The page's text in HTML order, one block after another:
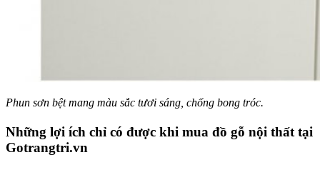
Phun sơn bệt mang màu sắc tươi sáng, chống bong tróc.
Những lợi ích chỉ có được khi mua đồ gỗ nội thất tại
Gotrangtri.vn